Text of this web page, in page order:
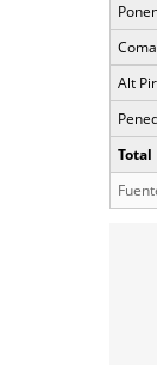
Alt
Total